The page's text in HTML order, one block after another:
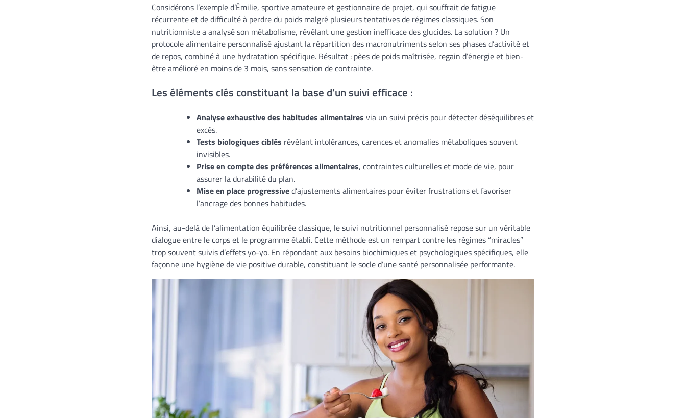
Considérons l’exemple d’Émilie, sportive amateure et gestionnaire de projet, qui souffrait de fatigue
récurrente et de difficulté à perdre du poids malgré plusieurs tentatives de régimes classiques. Son
nutritionniste a analysé son métabolisme, révélant une gestion inefficace des glucides. La solution ? Un
protocole alimentaire personnalisé ajustant la répartition des macronutriments selon ses phases d’activité et
de repos, combiné à une hydratation spécifique. Résultat : pèes de poids maîtrisée, regain d’énergie et bien-
être amélioré en moins de 3 mois, sans sensation de contrainte.
Les éléments clés constituant la base d’un suivi efficace :
Analyse exhaustive des habitudes alimentaires via un suivi précis pour détecter déséquilibres et
excès.
Tests biologiques ciblés révélant intolérances, carences et anomalies métaboliques souvent
invisibles.
Prise en compte des préférences alimentaires, contraintes culturelles et mode de vie, pour
assurer la durabilité du plan.
Mise en place progressived’ajustements alimentaires pour éviter frustrations et favoriser
l’ancrage des bonnes habitudes.
Ainsi, au-delà de l’alimentation équilibrée classique, le suivi nutritionnel personnalisé repose sur un véritable
dialogue entre le corps et le programme établi. Cette méthode est un rempart contre les régimes “miracles”
trop souvent suivis d’effets yo-yo. En répondant aux besoins biochimiques et psychologiques spécifiques, elle
façonne une hygiène de vie positive durable, constituant le socle d’une santé personnalisée performante.